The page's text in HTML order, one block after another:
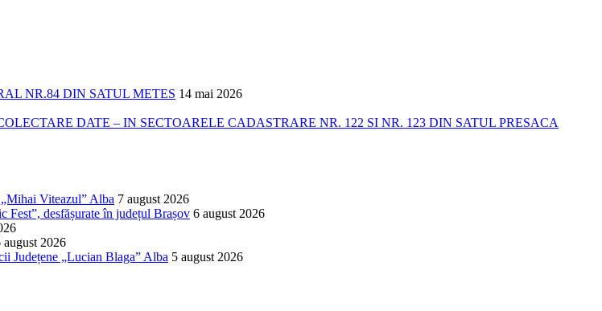
NR.84 DIN SATUL METES 14 mai 2026
DATE – IN SECTOARELE CADASTRARE NR. 122 SI NR. 123 DIN SATUL PRESACA
Viteazul” Alba 7 august 2026
Fest”, desfășurate în județul Brașov 6 august 2026
august 2026
Județene „Lucian Blaga” Alba 5 august 2026